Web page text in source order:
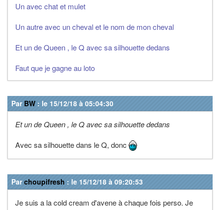
Un avec chat et mulet
Un autre avec un cheval et le nom de mon cheval
Et un de Queen , le Q avec sa silhouette dedans
Faut que je gagne au loto
Par BW : le 15/12/18 à 05:04:30
Et un de Queen , le Q avec sa silhouette dedans
Avec sa silhouette dans le Q, donc
Parchoupifresh : le 15/12/18 à 09:20:53
Je suis a la cold cream d'avene à chaque fois perso. Je